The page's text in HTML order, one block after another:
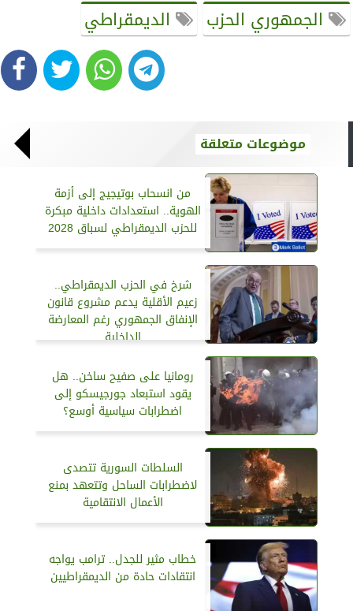
الجمهوري الحزب
الديمقراطي
موضوعات متعلقة
من انسحاب بوتيجيج إلى أزمة
الهوية.. استعدادات داخلية مبكرة
للحزب الديمقراطي لسباق 2028
شرخ في الحزب الديمقراطي..
زعيم الأقلية يدعم مشروع قانون
الإنفاق الجمهوري رغم المعارضة
الداخلية
رومانيا على صفيح ساخن.. هل
يقود استبعاد جورجيسكو إلى
اضطرابات سياسية أوسع؟
السلطات السورية تتصدى
لاضطرابات الساحل وتتعهد بمنع
الأعمال الانتقامية
خطاب مثير للجدل.. ترامب يواجه
انتقادات حادة من الديمقراطيين